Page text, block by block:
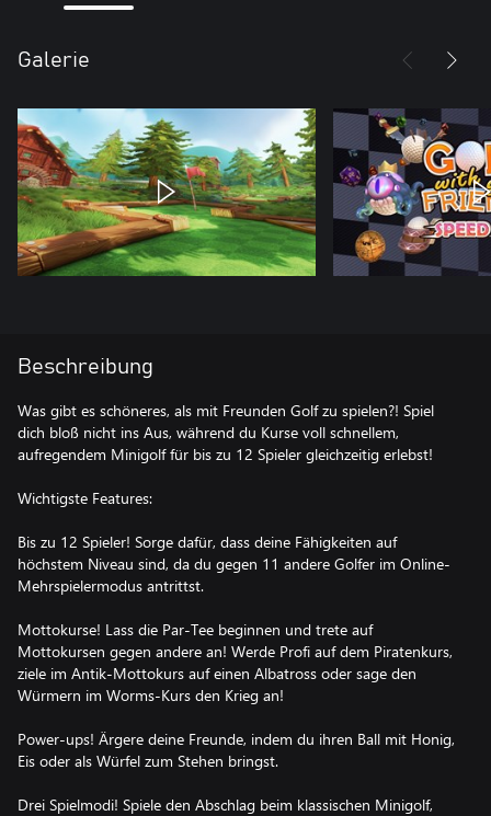
Galerie
Beschreibung
Was gibt es schöneres, als mit Freunden Golf zu spielen?! Spiel
dich bloß nicht ins Aus, während du Kurse voll schnellem,
aufregendem Minigolf für bis zu 12 Spieler gleichzeitig erlebst!
Wichtigste Features:
Bis zu 12 Spieler! Sorge dafür, dass deine Fähigkeiten auf
höchstem Niveau sind, da du gegen 11 andere Golfer im Online-
Mehrspielermodus antrittst.
Mottokurse! Lass die Par-Tee beginnen und trete auf
Mottokursen gegen andere an! Werde Profi auf dem Piratenkurs,
ziele im Antik-Mottokurs auf einen Albatross oder sage den
Würmern im Worms-Kurs den Krieg an!
Power-ups! Ärgere deine Freunde, indem du ihren Ball mit Honig,
Eis oder als Würfel zum Stehen bringst.
Drei Spielmodi! Spiele den Abschlag beim klassischen Minigolf,